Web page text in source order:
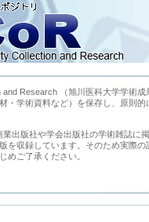
and Research （旭川医科大学学術
・学術資料など）を保存し、原則
出版社や学会出版社の学術雑誌に
を収録しています。そのため実際
めご了承ください。